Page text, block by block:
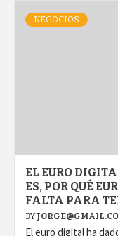
NEGOCIOS
EL EURO
ES, POR QUÉ
FALTA PARA
BY
El euro digital ha